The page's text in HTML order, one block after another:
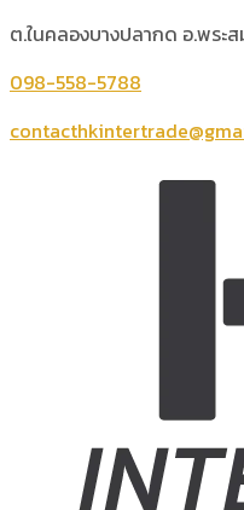
ต.ในคลองบางปลากด อ.พระ
098-558-5788